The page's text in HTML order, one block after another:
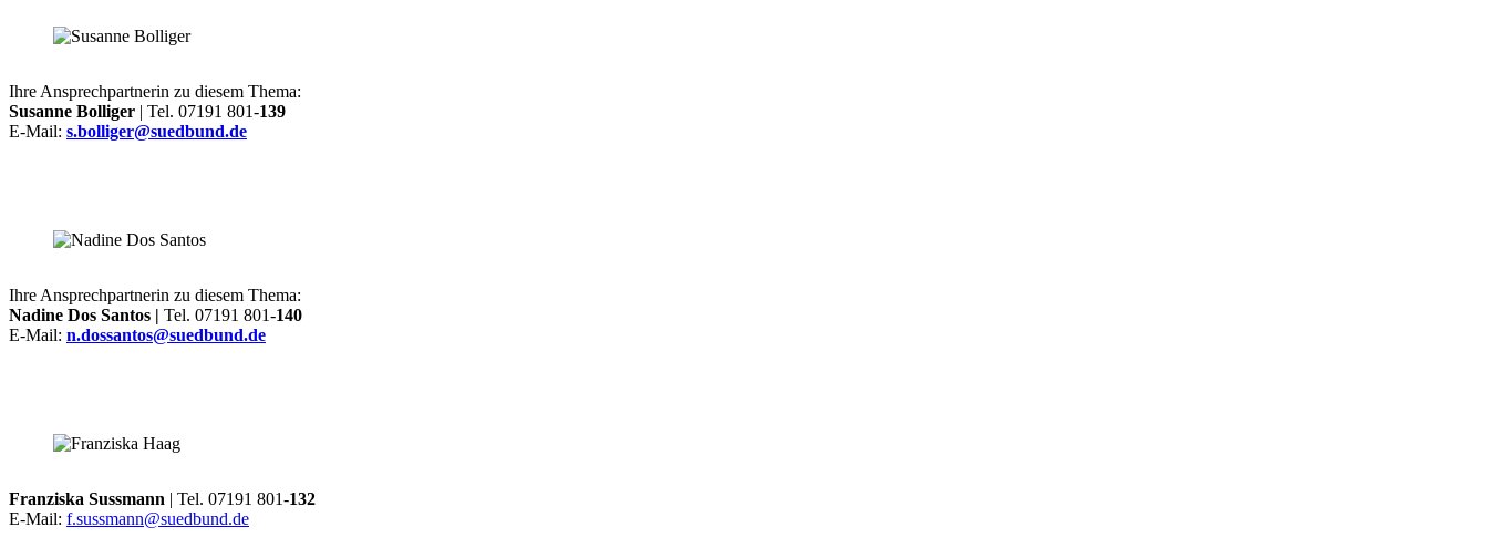
Ihre Ansprechpartnerin zu diesem Thema:
Susanne Bolliger | Tel. 07191 801-139
E-Mail: s.bolliger@suedbund.de
Ihre Ansprechpartnerin zu diesem Thema:
Nadine Dos Santos | Tel. 07191 801-140
E-Mail: n.dossantos@suedbund.de
Franziska Sussmann | Tel. 07191 801-132
E-Mail: f.sussmann@suedbund.de